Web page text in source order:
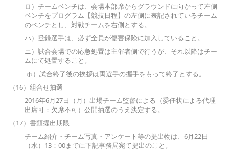
ロ）チームベンチは、会場本部席からグラウンドに向かって左側
ベンチをプログラム【競技日程】の左側に表記されているチーム
のベンチとし、対戦チームを右側とする。
ハ）登録選手は、必ず全員が傷害保険に加入していること。
ニ）試合会場での応急処置は主催者側で行うが、それ以降はチー
ムにて処置すること。
ホ）試合終了後の挨拶は両選手の握手をもって終了とする。
（16）組合せ抽選
2016年6月27日（月）出場チーム監督による（委任状による代理
出席可：欠席不可）公開抽選のうえ決定する。
（17）書類提出期限
チーム紹介・チーム写真・アンケート等の提出物は、6月22日
（水）13：00までに下記事務局宛て提出のこと。